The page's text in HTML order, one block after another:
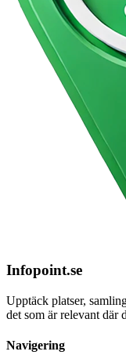
Infopoint.se
Upptäck platser,
det som är relevant där
Navigering